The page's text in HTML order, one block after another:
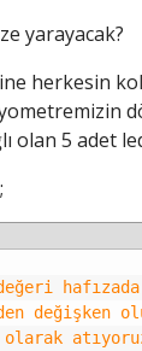
yarayacak?
herkesin
olan 5 adet
değişken